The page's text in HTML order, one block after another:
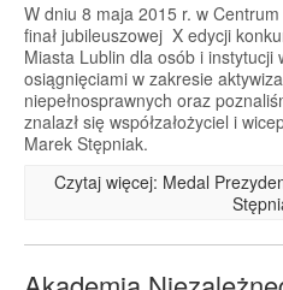
W dniu 8 maja 2015 r. w
finał jubileuszowej X edycji
Miasta Lublin dla osób i instytucji
osiągnięciami w zakresie
niepełnosprawnych oraz
znalazł się współzałożyciel i
Marek Stępniak.
Czytaj więcej: Medal